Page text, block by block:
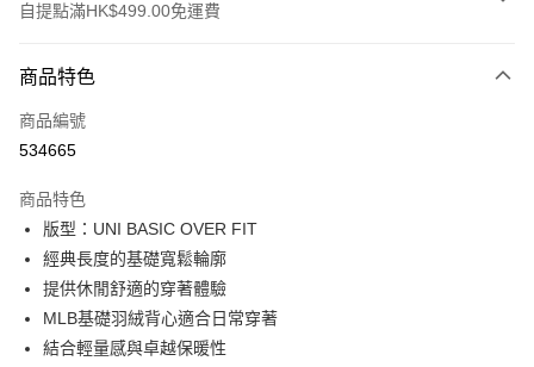
自提點滿HK$499.00免運費
信用卡
Apple Pay
AlipayHK
WeChat Pay
送貨方式
商品特色
商品編號
534665
商品特色
版型：UNI BASIC OVER FIT
經典長度的基礎寬鬆輪廓
提供休閒舒適的穿著體驗
MLB基礎羽絨背心適合日常穿著
結合輕量感與卓越保暖性